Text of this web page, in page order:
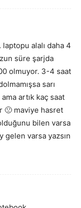
alalı daha 4
süre şarjda
olmuyor. 3-4 saat
sarı
artık kaç saat
🙁 maviye hasret
bilen varsa
gelen varsa yazsın